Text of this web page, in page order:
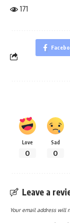
171
Love
0
Sad
0
Leave a
Your email address will